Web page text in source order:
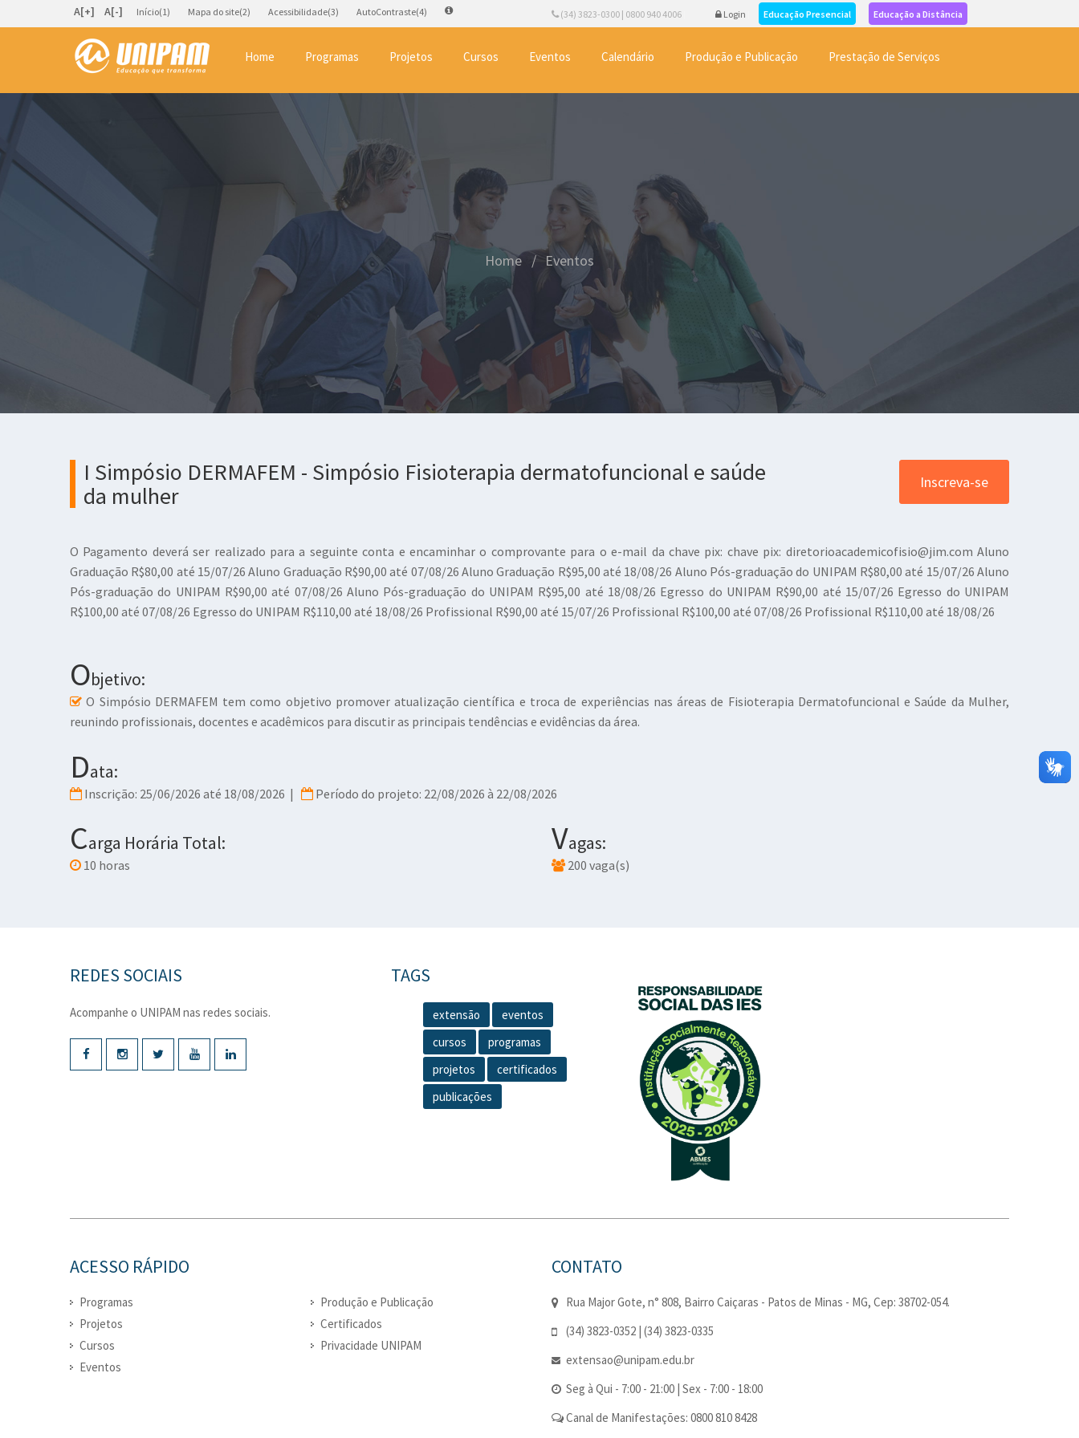
A[+] A[-] Início(1) Mapa do site(2) Acessibilidade(3) AutoContraste(4) (34) 3823-0300 | 0800 940 4006 Login Educação Presencial Educação a Distância
Home Programas Projetos Cursos Eventos Calendário Produção e Publicação Prestação de Serviços
Home Eventos
I Simpósio DERMAFEM - Simpósio Fisioterapia dermatofuncional e saúde
da mulher
Inscreva-se
O Pagamento deverá ser realizado para a seguinte conta e encaminhar o comprovante para o e-mail da chave pix: chave pix: diretorioacademicofisio@jim.com Aluno
Graduação R$80,00 até 15/07/26 Aluno Graduação R$90,00 até 07/08/26 Aluno Graduação R$95,00 até 18/08/26 Aluno Pós-graduação do UNIPAM R$80,00 até 15/07/26 Aluno
Pós-graduação do UNIPAM R$90,00 até 07/08/26 Aluno Pós-graduação do UNIPAM R$95,00 até 18/08/26 Egresso do UNIPAM R$90,00 até 15/07/26 Egresso do UNIPAM
R$100,00 até 07/08/26 Egresso do UNIPAM R$110,00 até 18/08/26 Profissional R$90,00 até 15/07/26 Profissional R$100,00 até 07/08/26 Profissional R$110,00 até 18/08/26
Objetivo:
O Simpósio DERMAFEM tem como objetivo promover atualização científica e troca de experiências nas áreas de Fisioterapia Dermatofuncional e Saúde da Mulher,
reunindo profissionais, docentes e acadêmicos para discutir as principais tendências e evidências da área.
Data:
Inscrição: 25/06/2026 até 18/08/2026 | Período do projeto: 22/08/2026 à 22/08/2026
Carga Horária Total:
10 horas
Vagas:
200 vaga(s)
REDES SOCIAIS
Acompanhe o UNIPAM nas redes sociais.
TAGS
extensão
eventos
cursos
programas
projetos
certificados
publicações
ACESSO RÁPIDO
Programas
Projetos
Cursos
Eventos
Produção e Publicação
Certificados
Privacidade UNIPAM
CONTATO
Rua Major Gote, n° 808, Bairro Caiçaras - Patos de Minas - MG, Cep: 38702-054.
(34) 3823-0352 | (34) 3823-0335
extensao@unipam.edu.br
Seg à Qui - 7:00 - 21:00 | Sex - 7:00 - 18:00
Canal de Manifestações: 0800 810 8428